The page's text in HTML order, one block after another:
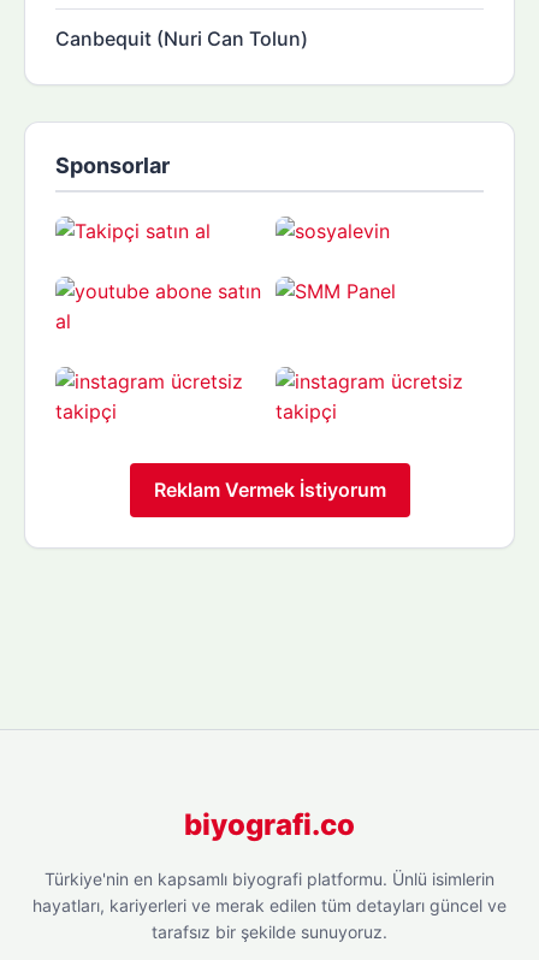
Canbequit (Nuri Can Tolun)
Sponsorlar
Reklam Vermek İstiyorum
biyografi.co
Türkiye'nin en kapsamlı biyografi platformu. Ünlü isimlerin
hayatları, kariyerleri ve merak edilen tüm detayları güncel ve
tarafsız bir şekilde sunuyoruz.